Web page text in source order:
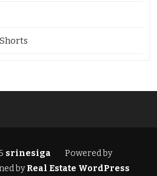
srinesiga
Powered by
byReal Estate WordPress